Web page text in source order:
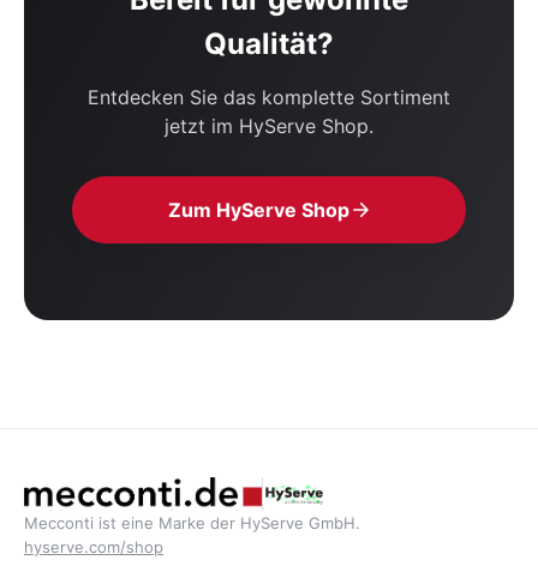
Qualität?
Entdecken Sie das komplette Sortiment
jetzt im HyServe Shop.
Zum HyServe Shop
Mecconti ist eine Marke der HyServe GmbH.
hyserve.com/shop